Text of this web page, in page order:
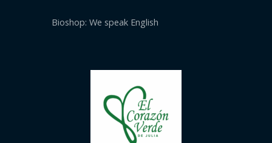
Bioshop: We speak English